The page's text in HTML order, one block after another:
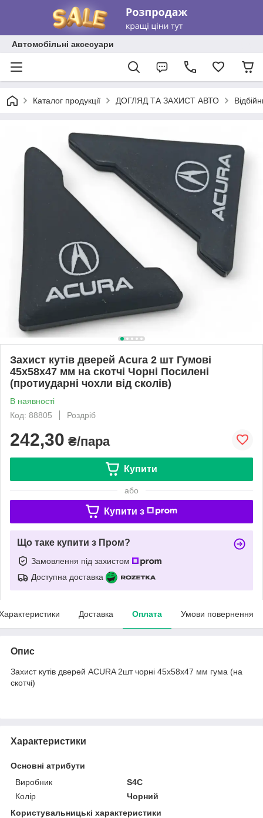
Автомобільні аксесуари
Каталог продукції ДОГЛЯД ТА ЗАХИСТ АВТО
Захист кутів дверей Acura 2 шт Гумові
45х58х47 мм на скотчі Чорні Посилені
(протиударні чохли від сколів)
В наявності
Код: 88805
Роздріб
242,30 ₴/пара
Купити
або
Купити з
Що таке купити з Пром?
Замовлення під захистом
Доступна доставка
Доставка Оплата Умови повернення
Опис
Захист кутів дверей ACURA 2шт чорні 45х58х47 мм гума (на
скотчі)
Характеристики
Основні атрибути
Виробник
S4C
Колір
Чорний
Користувальницькі характеристики